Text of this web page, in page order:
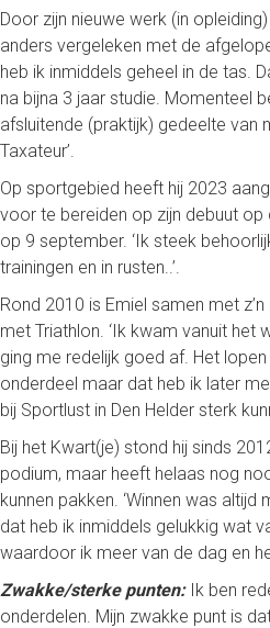
Door zijn nieuwe werk (in
anders vergeleken met de
heb ik inmiddels geheel in de tas.
na bijna 3 jaar studie. Momenteel
afsluitende (praktijk) gedeelte van
Taxateur’.
Op sportgebied heeft hij 2023
voor te bereiden op zijn debuut op
op 9 september. ‘Ik steek
trainingen en in rusten..’.
Rond 2010 is Emiel samen met
met Triathlon. ‘Ik kwam vanuit het
ging me redelijk goed af. Het
onderdeel maar dat heb ik later
bij Sportlust in Den Helder sterk
Bij het Kwart(je) stond hij sinds
podium, maar heeft helaas nog
kunnen pakken. ‘Winnen was
dat heb ik inmiddels gelukkig wat
waardoor ik meer van de dag en
Zwakke/sterke punten:Ik ben
onderdelen. Mijn zwakke punt is